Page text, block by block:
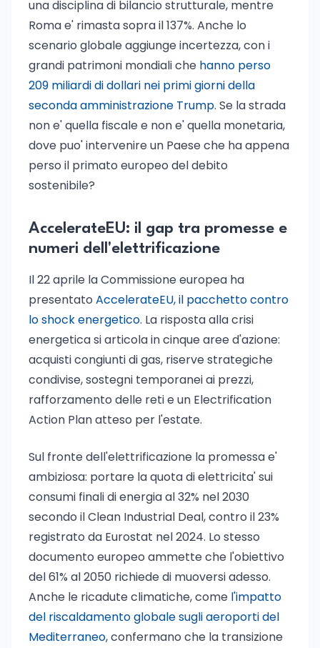
una disciplina di bilancio strutturale, mentre
Roma e' rimasta sopra il 137%. Anche lo
scenario globale aggiunge incertezza, con i
grandi patrimoni mondiali che hanno perso
209 miliardi di dollari nei primi giorni della
seconda amministrazione Trump. Se la strada
non e' quella fiscale e non e' quella monetaria,
dove puo' intervenire un Paese che ha appena
perso il primato europeo del debito
sostenibile?
AccelerateEU: il gap tra promesse e
numeri dell'elettrificazione
Il 22 aprile la Commissione europea ha
presentato AccelerateEU, il pacchetto contro
lo shock energetico. La risposta alla crisi
energetica si articola in cinque aree d'azione:
acquisti congiunti di gas, riserve strategiche
condivise, sostegni temporanei ai prezzi,
rafforzamento delle reti e un Electrification
Action Plan atteso per l'estate.
Sul fronte dell'elettrificazione la promessa e'
ambiziosa: portare la quota di elettricita' sui
consumi finali di energia al 32% nel 2030
secondo il Clean Industrial Deal, contro il 23%
registrato da Eurostat nel 2024. Lo stesso
documento europeo ammette che l'obiettivo
del 61% al 2050 richiede di muoversi adesso.
Anche le ricadute climatiche, come l'impatto
del riscaldamento globale sugli aeroporti del
Mediterraneo, confermano che la transizione